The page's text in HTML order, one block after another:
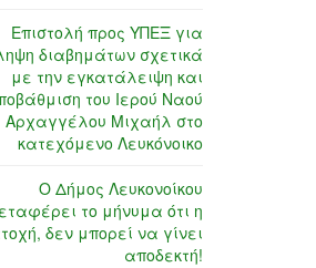
Επιστολή προς ΥΠΕΞ για
διαβημάτων σχετικά
με την εγκατάλειψη και
του Ιερού Ναού
Αρχαγγέλου Μιχαήλ στο
κατεχόμενο Λευκόνοικο
Ο Δήμος Λευκονοίκου
το μήνυμα ότι η
δεν μπορεί να γίνει
αποδεκτή!